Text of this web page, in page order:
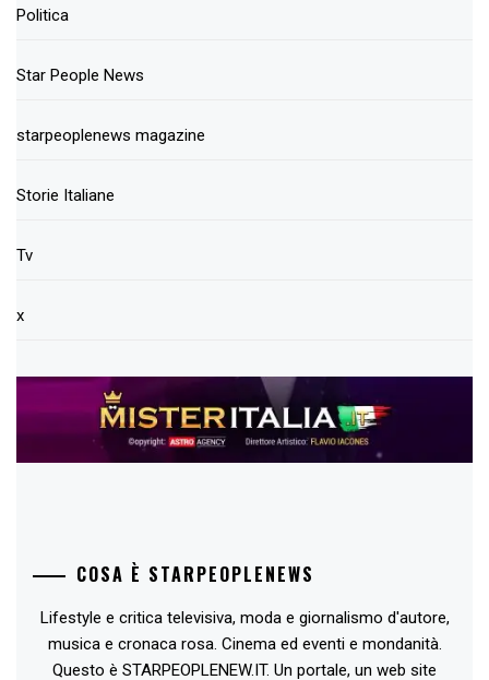
Politica
Star People News
starpeoplenews magazine
Storie Italiane
Tv
x
COSA È STARPEOPLENEWS
Lifestyle e critica televisiva, moda e giornalismo d'autore,
musica e cronaca rosa. Cinema ed eventi e mondanità.
Questo è STARPEOPLENEW.IT. Un portale, un web site